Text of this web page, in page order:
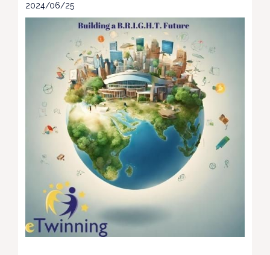
2024/06/25